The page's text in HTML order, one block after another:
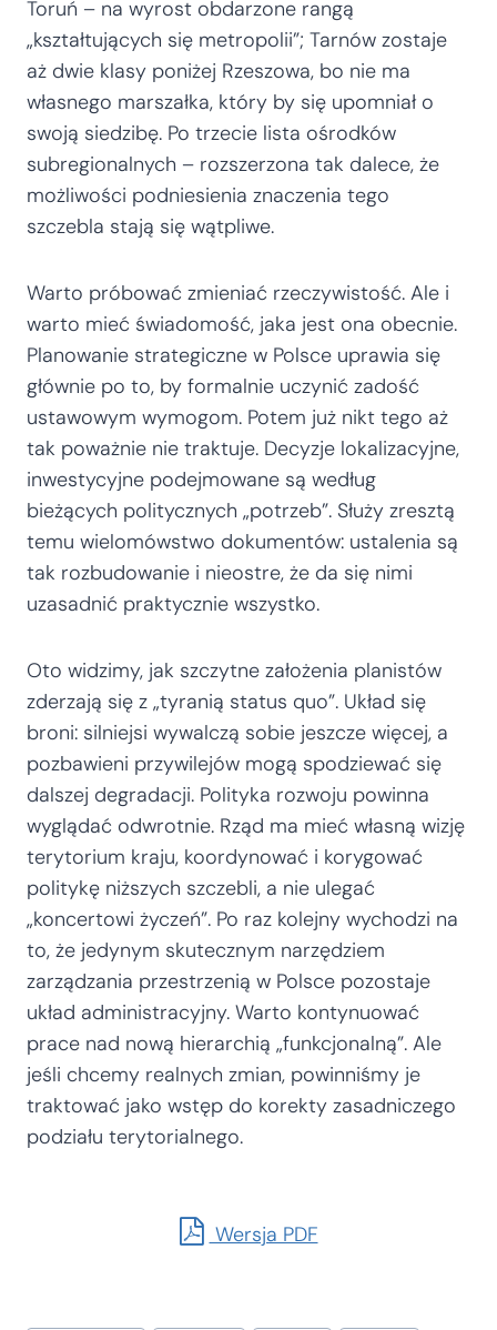
Toruń – na wyrost obdarzone rangą
„kształtujących się metropolii”; Tarnów zostaje
aż dwie klasy poniżej Rzeszowa, bo nie ma
własnego marszałka, który by się upomniał o
swoją siedzibę. Po trzecie lista ośrodków
subregionalnych – rozszerzona tak dalece, że
możliwości podniesienia znaczenia tego
szczebla stają się wątpliwe.
Warto próbować zmieniać rzeczywistość. Ale i
warto mieć świadomość, jaka jest ona obecnie.
Planowanie strategiczne w Polsce uprawia się
głównie po to, by formalnie uczynić zadość
ustawowym wymogom. Potem już nikt tego aż
tak poważnie nie traktuje. Decyzje lokalizacyjne,
inwestycyjne podejmowane są według
bieżących politycznych „potrzeb”. Służy zresztą
temu wielomówstwo dokumentów: ustalenia są
tak rozbudowanie i nieostre, że da się nimi
uzasadnić praktycznie wszystko.
Oto widzimy, jak szczytne założenia planistów
zderzają się z „tyranią status quo”. Układ się
broni: silniejsi wywalczą sobie jeszcze więcej, a
pozbawieni przywilejów mogą spodziewać się
dalszej degradacji. Polityka rozwoju powinna
wyglądać odwrotnie. Rząd ma mieć własną wizję
terytorium kraju, koordynować i korygować
politykę niższych szczebli, a nie ulegać
„koncertowi życzeń”. Po raz kolejny wychodzi na
to, że jedynym skutecznym narzędziem
zarządzania przestrzenią w Polsce pozostaje
układ administracyjny. Warto kontynuować
prace nad nową hierarchią „funkcjonalną”. Ale
jeśli chcemy realnych zmian, powinniśmy je
traktować jako wstęp do korekty zasadniczego
podziału terytorialnego.
Wersja PDF